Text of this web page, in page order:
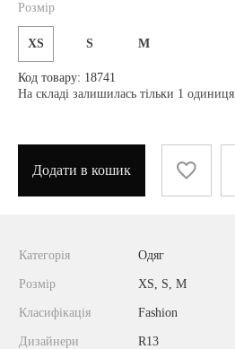
Розмір
XS S M
Код товару: 18741
На складі залишилась тільки 1 одиниця
Додати в кошик
Категорія Одяг
Розмір XS, S, M
Класифікація Fashion
Дизайнери R13